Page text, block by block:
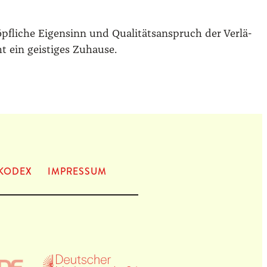
Eigen­sinn und Qua­li­täts­an­spruch der Ver­lä­
ein geis­ti­ges Zuhau­se.
IMPRES­SUM